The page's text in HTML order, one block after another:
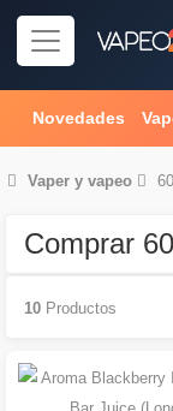
Novedades
Vaper y vapeo
Comprar
10 Productos